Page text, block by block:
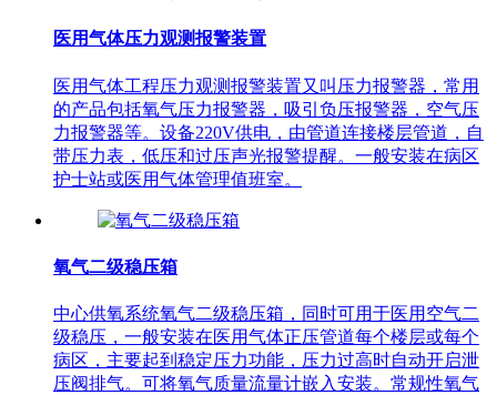
医用气体压力观测报警装置
医用气体工程压力观测报警装置又叫压力报警器，常用
的产品包括氧气压力报警器，吸引负压报警器，空气压
力报警器等。设备220V供电，由管道连接楼层管道，自
带压力表，低压和过压声光报警提醒。一般安装在病区
护士站或医用气体管理值班室。
氧气二级稳压箱
中心供氧系统氧气二级稳压箱，同时可用于医用空气二
级稳压，一般安装在医用气体正压管道每个楼层或每个
病区，主要起到稳定压力功能，压力过高时自动开启泄
压阀排气。可将氧气质量流量计嵌入安装。常规性氧气